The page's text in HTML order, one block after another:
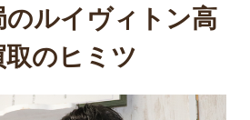
ルイヴィトン高
取のヒミツ